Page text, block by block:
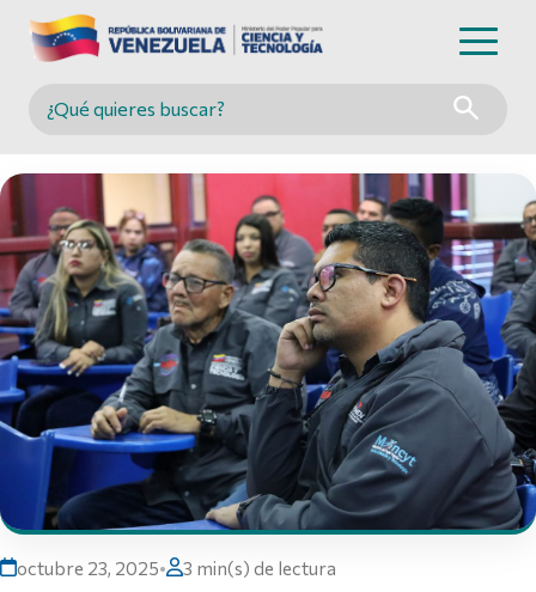
Buscar en MINCYT
octubre 23, 2025• 3 min(s) de lectura